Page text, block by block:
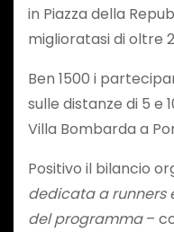
in Piazza della
miglioratasi di
Ben 1500 i
sulle distanze di 5 e
Villa Bombarda a
Positivo il bilancio
dedicata a runners
del programma–